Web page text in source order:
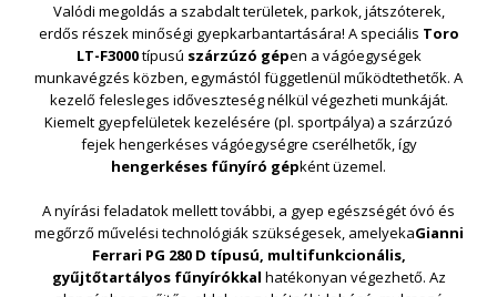
Valódi megoldás a szabdalt területek, parkok, játszóterek,
erdős részek minőségi gyepkarbantartására! A speciális Toro
LT-F3000típusú szárzúzó gépen a vágóegységek
munkavégzés közben, egymástól függetlenül működtethetők. A
kezelő felesleges időveszteség nélkül végezheti munkáját.
Kiemelt gyepfelületek kezelésére (pl. sportpálya) a szárzúzó
fejek hengerkéses vágóegységre cserélhetők, így
hengerkéses fűnyíró gépként üzemel.
A nyírási feladatok mellett további, a gyep egészségét óvó és
megőrző művelési technológiák szükségesek, amelyekaGianni
Ferrari PG 280 D típusú, multifunkcionális,
gyűjtőtartályos fűnyírókkal hatékonyan végezhető. Az